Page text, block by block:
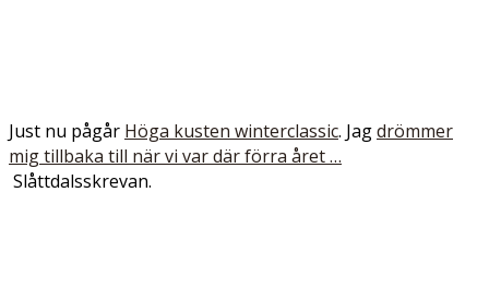
Just nu pågår Höga kusten winterclassic. Jagdrömmer
mig tillbaka till när vi var där förra året …
Slåttdalsskrevan.